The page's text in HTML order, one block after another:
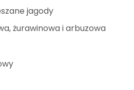
jagody
żurawinowa i arbuzowa